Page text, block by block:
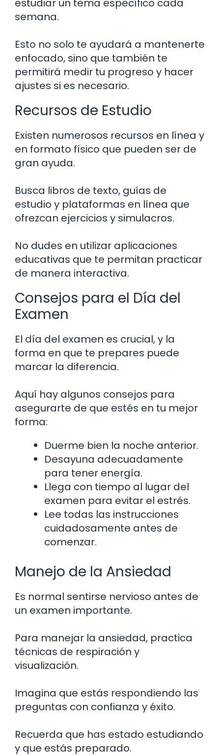
estudiar un tema específico cada
semana.
Esto no solo te ayudará a mantenerte
enfocado, sino que también te
permitirá medir tu progreso y hacer
ajustes si es necesario.
Recursos de Estudio
Existen numerosos recursos en línea y
en formato físico que pueden ser de
gran ayuda.
Busca libros de texto, guías de
estudio y plataformas en línea que
ofrezcan ejercicios y simulacros.
No dudes en utilizar aplicaciones
educativas que te permitan practicar
de manera interactiva.
Consejos para el Día del
Examen
El día del examen es crucial, y la
forma en que te prepares puede
marcar la diferencia.
Aquí hay algunos consejos para
asegurarte de que estés en tu mejor
forma:
Duerme bien la noche anterior.
Desayuna adecuadamente
para tener energía.
Llega con tiempo al lugar del
examen para evitar el estrés.
Lee todas las instrucciones
cuidadosamente antes de
comenzar.
Manejo de la Ansiedad
Es normal sentirse nervioso antes de
un examen importante.
Para manejar la ansiedad, practica
técnicas de respiración y
visualización.
Imagina que estás respondiendo las
preguntas con confianza y éxito.
Recuerda que has estado estudiando
y que estás preparado.